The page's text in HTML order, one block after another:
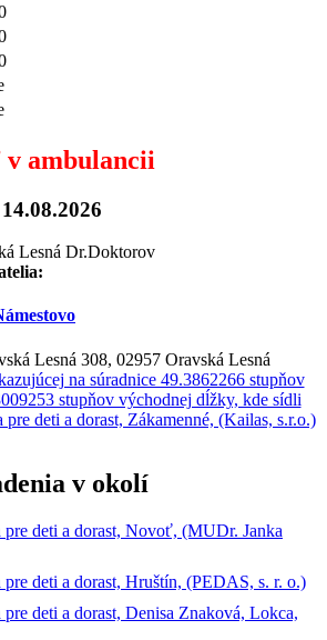
ambulancii
Lesná Dr.Doktorov
Lesná 308, 02957 Oravská Lesná
v okolí
pre deti a dorast, Novoť, (MUDr. Janka
pre deti a dorast, Hruštín, (PEDAS, s. r. o.)
deti a dorast, Denisa Znaková, Lokca,